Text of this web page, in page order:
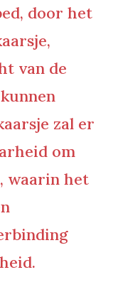
door het
van de
zal er
om
waarin het